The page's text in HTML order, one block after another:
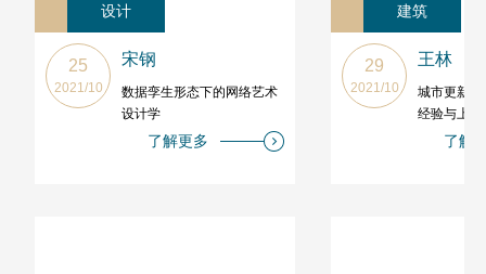
设计
25
2021/10
宋钢
数据孪生形态下的网络艺术
设计学
了解更多
建筑
29
2021/10
王林
城市更新
经验与上海
了解